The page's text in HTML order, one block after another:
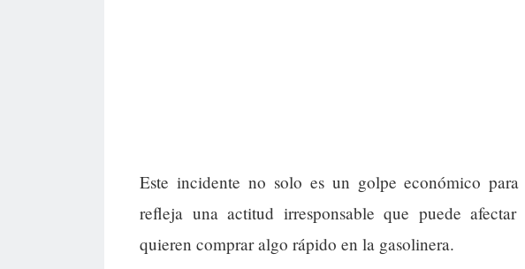
Este incidente no solo es un golpe económico
refleja una actitud irresponsable que puede
quieren comprar algo rápido en la gasolinera.